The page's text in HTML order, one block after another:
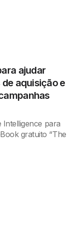
ajudar
aquisição e
Intelligence para
gratuito “The